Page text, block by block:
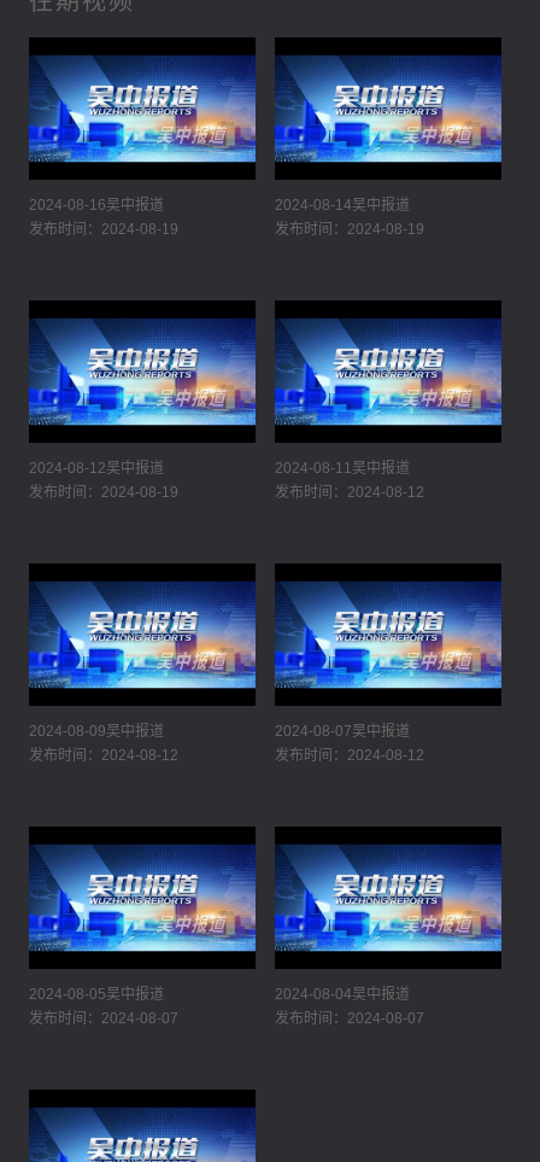
2024-08-16吴中报道
发布时间：2024-08-19
2024-08-14吴中报道
发布时间：2024-08-19
2024-08-12吴中报道
发布时间：2024-08-19
2024-08-11吴中报道
发布时间：2024-08-12
2024-08-09吴中报道
发布时间：2024-08-12
2024-08-07吴中报道
发布时间：2024-08-12
2024-08-05吴中报道
发布时间：2024-08-07
2024-08-04吴中报道
发布时间：2024-08-07